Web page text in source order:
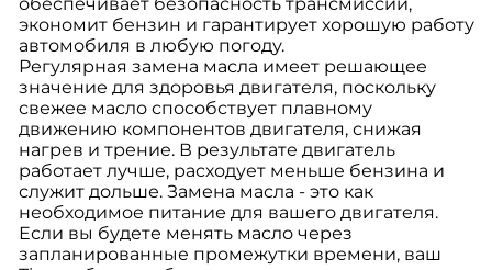
экономит бензин и гарантирует хорошую работу
автомобиля в любую погоду.
Регулярная замена масла имеет решающее
значение для здоровья двигателя, поскольку
свежее масло способствует плавному
движению компонентов двигателя, снижая
нагрев и трение. В результате двигатель
работает лучше, расходует меньше бензина и
служит дольше. Замена масла - это как
необходимое питание для вашего двигателя.
Если вы будете менять масло через
запланированные промежутки времени, ваш